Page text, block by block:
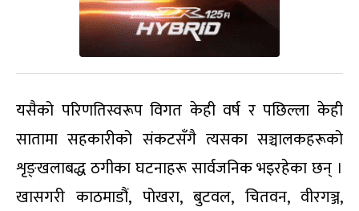
यसैको परिणतिस्वरूप विगत केही वर्ष र पछिल्ला केही
सातामा सहकारीको संकटसँगै त्यसका सञ्चालकहरूको
शृङ्खलाबद्ध ठगीका घटनाहरू सार्वजनिक भइरहेका छन् ।
खासगरी काठमाडौं, पोखरा, बुटवल, चितवन, वीरगञ्ज,